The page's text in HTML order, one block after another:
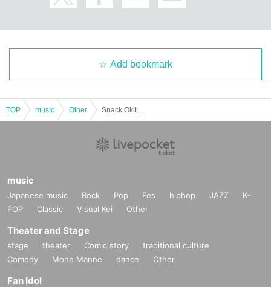
Add bookmark
TOP music Other
music
Japanese music Rock Pop Fes hiphop JAZZ
K-
POP
Classic Visual Kei Other
Theater and Stage
stage theater Comic story
traditional culture
Comedy
Mono Manne dance Other
Fan Idol